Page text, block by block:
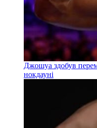
Джошуа здобув
нокдауні